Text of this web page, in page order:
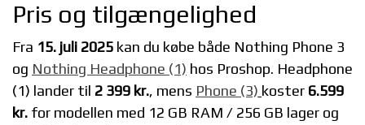
Pris og tilgængelighed
Fra 15. juli 2025 kan du købe både Nothing Phone 3
og Nothing Headphone (1) hos Proshop. Headphone
(1) lander til 2 399 kr., mens Phone (3) koster 6.599
kr. for modellen med 12 GB RAM / 256 GB lager og